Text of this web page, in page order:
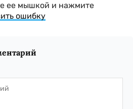
ее мышкой и нажмите
ошибку